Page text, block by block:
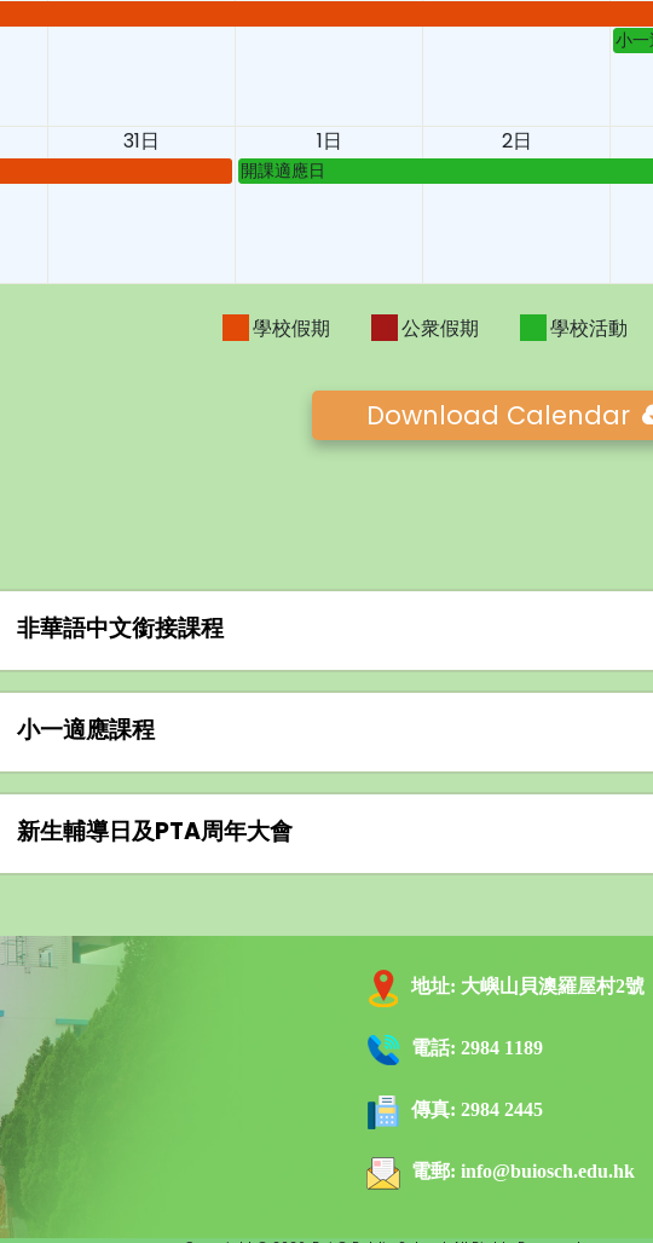
小
31日 1日 2日
開課適應日
學校假期 公衆假期 學校活動
Download Calendar
非華語中文銜接課程
小一適應課程
新生輔導日及PTA周年大會
地址: 大嶼山貝澳羅屋村2號
電話: 2984 1189
傳真: 2984 2445
電郵: info@buiosch.edu.hk